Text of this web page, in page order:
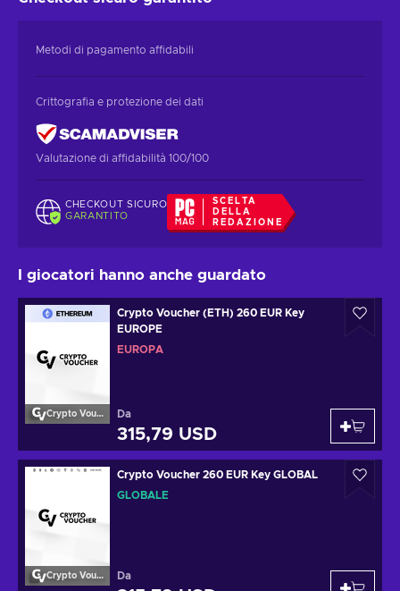
Metodi di pagamento affidabili
Crittografia e protezione dei dati
Valutazione di affidabilità 100/100
CHECKOUT SICURO
GARANTITO
SCELTA
DELLA
REDAZIONE
I giocatori hanno anche guardato
Crypto Voucher
Crypto Voucher (ETH) 260 EUR Key
EUROPE
EUROPA
Da
315,79 USD
Crypto Voucher
Crypto Voucher 260 EUR Key GLOBAL
GLOBALE
Da